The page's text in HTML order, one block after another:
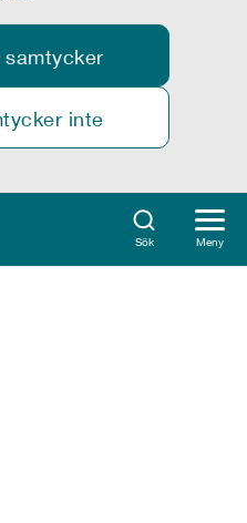
samtycker
inte
Sök Meny